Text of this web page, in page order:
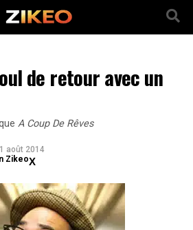
de retour avec un
A Coup De Rêves
août 2014
Zikeo